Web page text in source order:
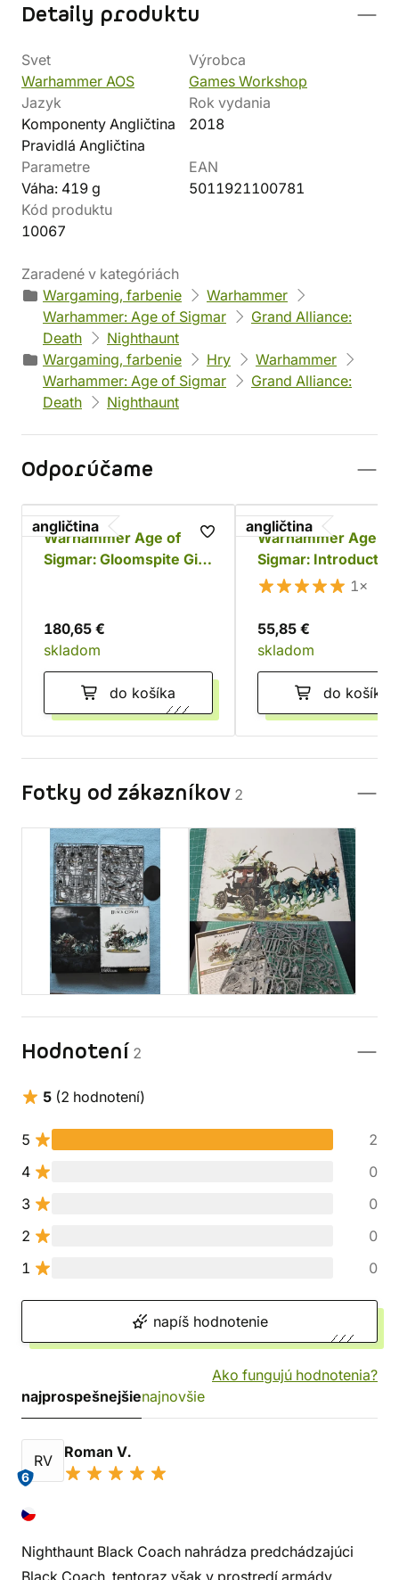
Detaily produktu
Svet
Warhammer AOS
Výrobca
Games Workshop
Jazyk
Komponenty Angličtina
Pravidlá Angličtina
Rok vydania
2018
Parametre
Váha: 419 g
EAN
5011921100781
Kód produktu
10067
Zaradené v kategóriách
Wargaming, farbenie
Warhammer
Warhammer: Age of Sigmar
Grand Alliance:
Death
Nighthaunt
Wargaming, farbenie
Hry
Warhammer
Warhammer: Age of Sigmar
Grand Alliance:
Death
Nighthaunt
Odporúčame
angličtina
Warhammer Age of
Sigmar: Gloomspite Gitz
180,65 €
skladom
do košíka
angličtina
Warhammer Age of
Sigmar:
Set
1×
55,85 €
skladom
do košíka
Fotky od zákazníkov 2
Hodnotení 2
5 (2 hodnotení)
5
2
4
0
3
0
2
0
1
0
napíš hodnotenie
Ako fungujú hodnotenia?
najprospešnejšienajnovšie
RV
6
Roman V.
Nighthaunt Black Coach nahrádza predchádzajúci
Black Coach, tentoraz však v prostredí armády